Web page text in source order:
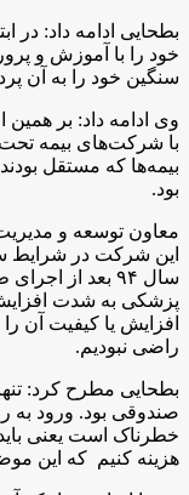
خود را با آموزش و
سنگین خود را به آن
وی ادامه داد: بر همین
با شرکت‌های بیمه
بیمه‌ها که مستقل
بود.
معاون توسعه و
سال ۹۴ بعد از
پزشکی به شدت افزایش
افزایش یا کیفیت آن
راضی نبودیم.
بطحایی مطرح کرد:
صندوقی بود. ورود به
خطرناک است یعنی
هزینه کنیم که این